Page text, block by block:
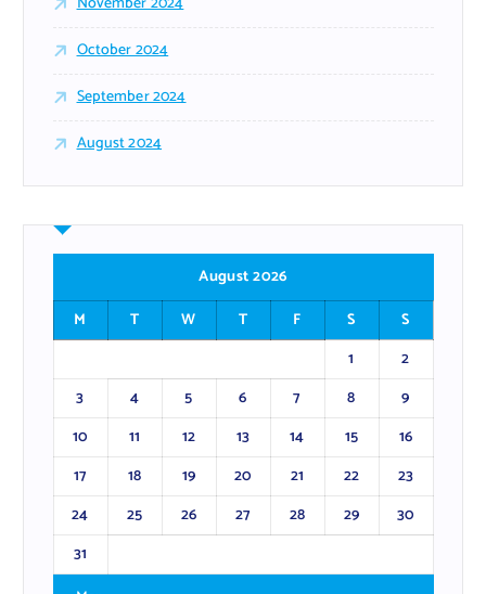
October 2024
September 2024
August 2024
August 2026
M
T W T F S
S
1
2
3
4 5 6 7 8
9
10
11 12 13 14 15
16
17
18 19 20 21 22
23
24
25 26 27 28 29
30
31